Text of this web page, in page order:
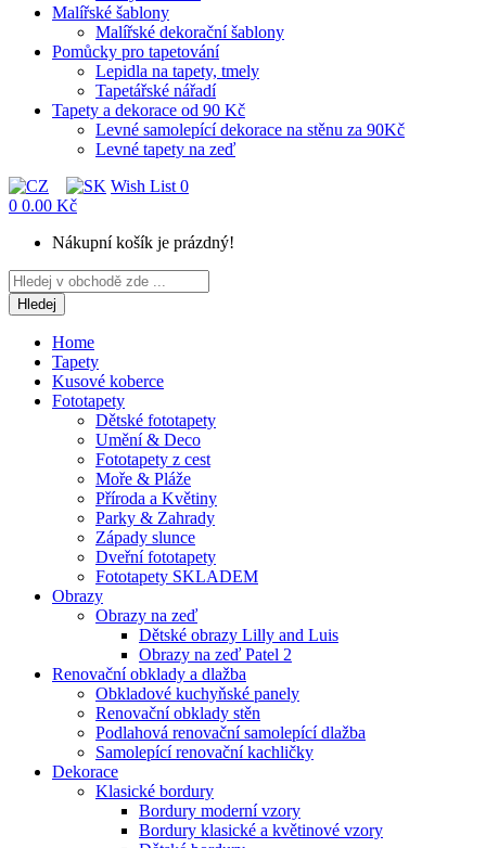
Malířské šablony
Malířské dekorační šablony
Pomůcky pro tapetování
Lepidla na tapety, tmely
Tapetářské nářadí
Tapety a dekorace od 90 Kč
Levné samolepící dekorace na stěnu za 90Kč
Levné tapety na zeď
Wish List 0
0 0.00 Kč
Nákupní košík je prázdný!
Hledej
Home
Tapety
Kusové koberce
Fototapety
Dětské fototapety
Umění & Deco
Fototapety z cest
Moře & Pláže
Příroda a Květiny
Parky & Zahrady
Západy slunce
Dveřní fototapety
Fototapety SKLADEM
Obrazy
Obrazy na zeď
Dětské obrazy Lilly and Luis
Obrazy na zeď Patel 2
Renovační obklady a dlažba
Obkladové kuchyňské panely
Renovační obklady stěn
Podlahová renovační samolepící dlažba
Samolepící renovační kachličky
Dekorace
Klasické bordury
Bordury moderní vzory
Bordury klasické a květinové vzory